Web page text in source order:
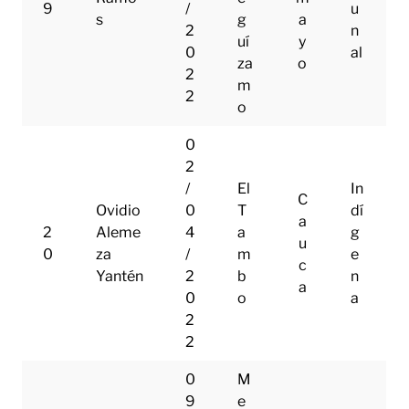
9
s
/
2
0
2
2
g
uí
za
m
o
a
y
o
u
n
al
2
0
Ovidio
Aleme
za
Yantén
0
2
/
0
4
/
2
0
2
2
El
T
a
m
b
o
C
a
u
c
a
In
dí
g
e
n
a
0
9
M
e